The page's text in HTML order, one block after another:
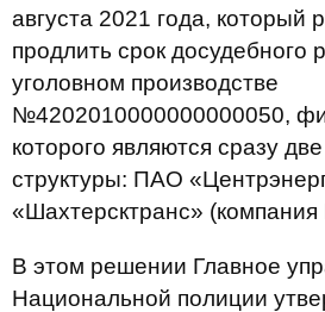
августа 2021 года, который
продлить срок досудебного
уголовном производстве
№4202010000000000050,
которого являются сразу
структуры: ПАО
«Шахтерсктранс» (компания
В этом решении Главное
Национальной полиции